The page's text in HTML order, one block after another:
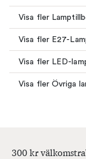
Visa fler
Visa fler E27-
Visa fler LED-
Visa fler Övriga
300 kr